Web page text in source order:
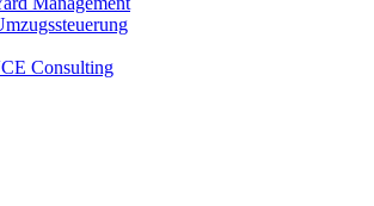
Consulting